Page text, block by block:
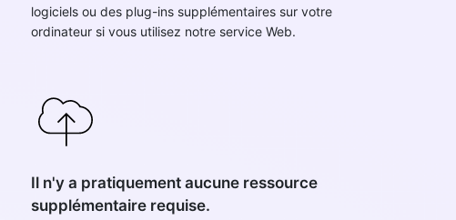
logiciels ou des plug-ins supplémentaires sur votre
ordinateur si vous utilisez notre service Web.
Il n'y a pratiquement aucune ressource
supplémentaire requise.